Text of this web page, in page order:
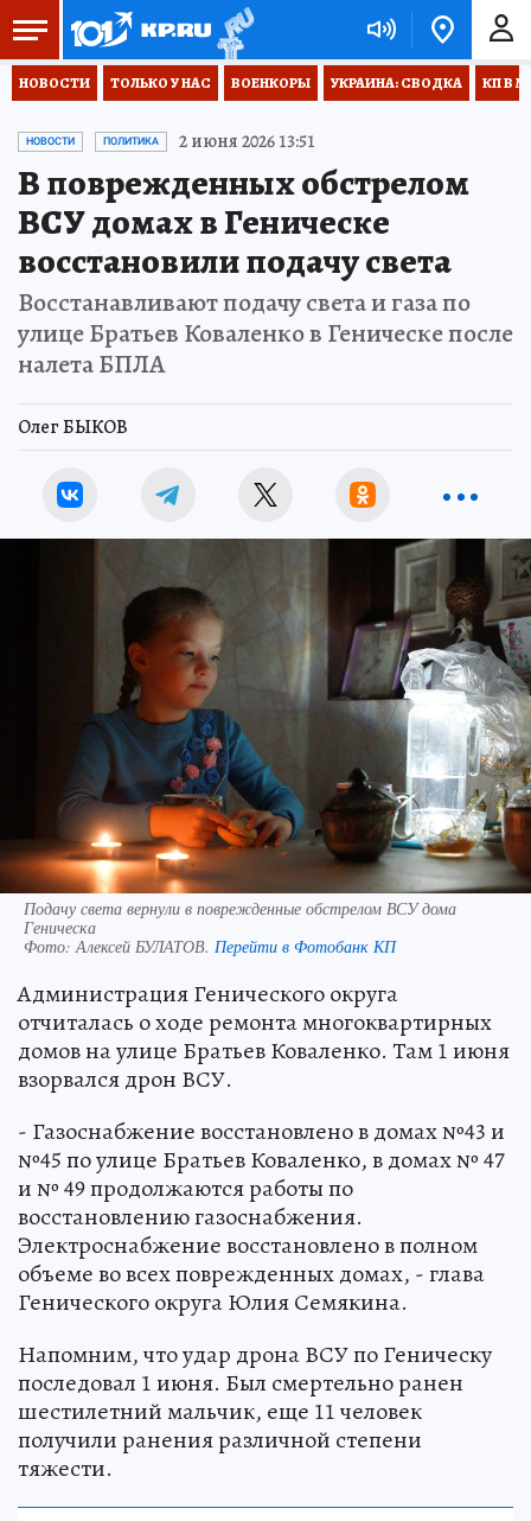
НОВОСТИ ТОЛЬКО У НАС ВОЕНКОРЫ УКРАИНА: СВОДКА КП В
НОВОСТИ ПОЛИТИКА 2 июня 2026 13:51
В поврежденных обстрелом
ВСУ домах в Геническе
восстановили подачу света
Восстанавливают подачу света и газа по
улице Братьев Коваленко в Геническе после
налета БПЛА
Олег БЫКОВ
Подачу света вернули в поврежденные обстрелом ВСУ дома
Геническа
Фото:Алексей БУЛАТОВ. Перейти в Фотобанк КП
Администрация Генического округа
отчиталась о ходе ремонта многоквартирных
домов на улице Братьев Коваленко. Там 1 июня
взорвался дрон ВСУ.
- Газоснабжение восстановлено в домах №43 и
№45 по улице Братьев Коваленко, в домах № 47
и № 49 продолжаются работы по
восстановлению газоснабжения.
Электроснабжение восстановлено в полном
объеме во всех поврежденных домах, - глава
Генического округа Юлия Семякина.
Напомним, что удар дрона ВСУ по Геническу
последовал 1 июня. Был смертельно ранен
шестилетний мальчик, еще 11 человек
получили ранения различной степени
тяжести.